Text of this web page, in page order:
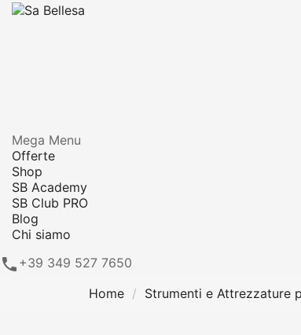
Mega Menu
Offerte
Shop
SB Academy
SB Club PRO
Blog
Chi siamo
 +39 349 527 7650
Home
Strumenti e Attrezzature